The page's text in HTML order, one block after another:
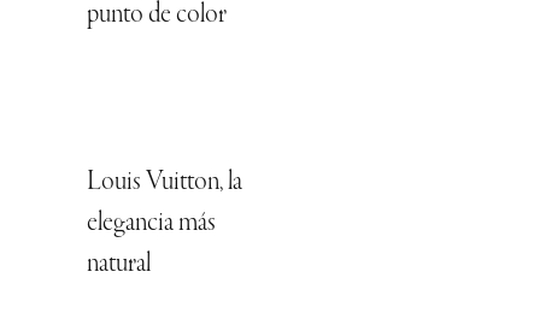
punto de color
Louis Vuitton, la
elegancia más
natural